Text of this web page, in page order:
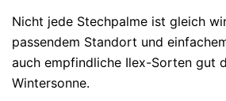
Nicht jede Stechpalme ist gleich
passendem Standort und
auch empfindliche Ilex-Sorten gut
Wintersonne.